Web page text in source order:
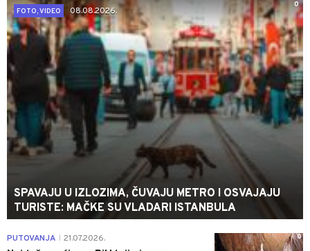
0
FOTO, VIDEO
08.08.2026.
SPAVAJU U IZLOZIMA, ČUVAJU METRO I OSVAJAJU
TURISTE: MAČKE SU VLADARI ISTANBULA
0
PUTOVANJA 21.07.2026.